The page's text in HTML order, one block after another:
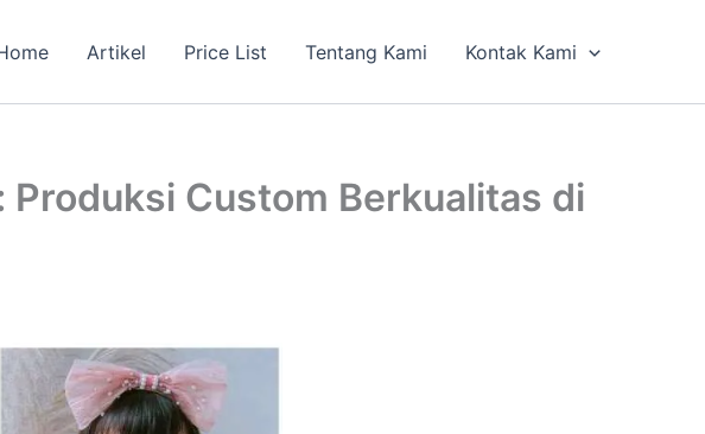
Artikel Price List Tentang Kami Kontak Kami
Produksi Custom Berkualitas di